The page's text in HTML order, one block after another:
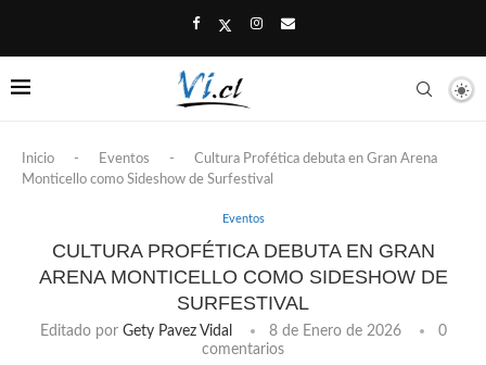
Inicio - Eventos -
Cultura Profética debuta en Gran Arena
Monticello como Sideshow de Surfestival
Eventos
CULTURA PROFÉTICA DEBUTA EN GRAN
ARENA MONTICELLO COMO SIDESHOW DE
SURFESTIVAL
Editado por Gety Pavez Vidal 8 de Enero de 2026
0
comentarios